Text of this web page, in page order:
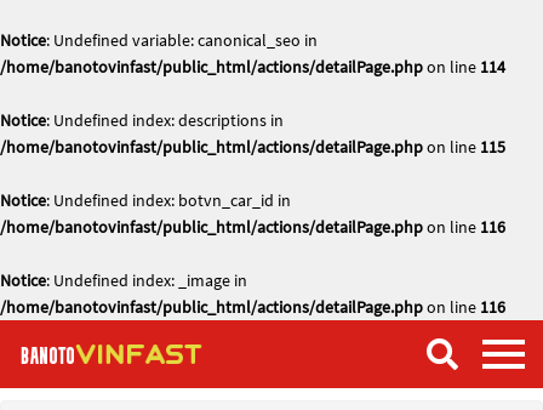
Notice: Undefined variable: canonical_seo in
/home/banotovinfast/public_html/actions/detailPage.phpon line 114
Notice: Undefined index: descriptions in
/home/banotovinfast/public_html/actions/detailPage.phpon line 115
Notice: Undefined index: botvn_car_id in
/home/banotovinfast/public_html/actions/detailPage.phpon line 116
Notice: Undefined index: _image in
/home/banotovinfast/public_html/actions/detailPage.phpon line 116